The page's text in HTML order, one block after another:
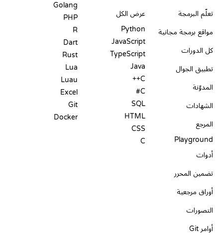
تعلّم البرمجة
مواقع برمجة مجانية
كل الدورات
تطبيق الجوال
المدوّنة
الشهادات
المرجع
Playground
أدوات
تضمين المحرر
أوراق مرجعية
التصورات
أوامر Git
عرض الكل
Python
JavaScript
TypeScript
Java
C++
C#
SQL
HTML
CSS
C
Golang
PHP
R
Dart
Rust
Lua
Luau
Excel
Git
Docker